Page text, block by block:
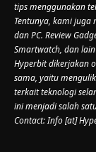
tips menggunakan
Tentunya, kami
dan PC. Review
Smartwatch, dan
Hyperbit dikerjakan
sama, yaitu
terkait teknologi
ini menjadi salah
Contact: Info [at]